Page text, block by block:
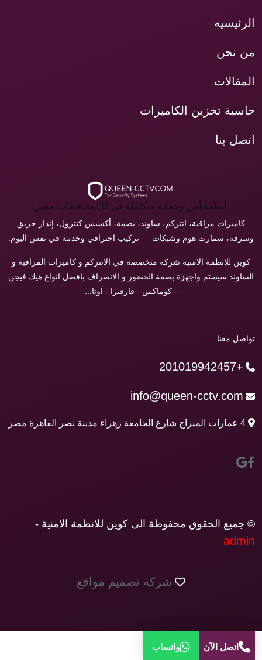
الرئيسيه
من نحن
المقالات
حاسبة تخزين الكاميرات
اتصل بنا
أنظمة أمن وحماية متكاملة في كل محافظات مصر
كاميرات مراقبة، انتركم، ساوند، بصمة، أكسيس كنترول، إنذار حريق
وسرقة، سمارت هوم وشبكات — تركيب احترافي وخدمة في نفس اليوم.
كوين للانظمة الامنية شركة متخصصة في الانتركم و كاميرات المراقبة و
الساوند سيستم واجهزة بصمة الحضور و الانصراف بافضل انواع هيك فيجن
- كوماكس - فارفيزا - اوتا...
تواصل معنا
+201019942457
info@queen-cctv.com
4 عمارات الميراج شارع الجامعة زهراء مدينة نصر القاهرة مصر
© جميع الحقوق محفوظة الى كوين للانظمة الامنية -
admin
شركة تصميم مواقع
اتصل الآن واتساب